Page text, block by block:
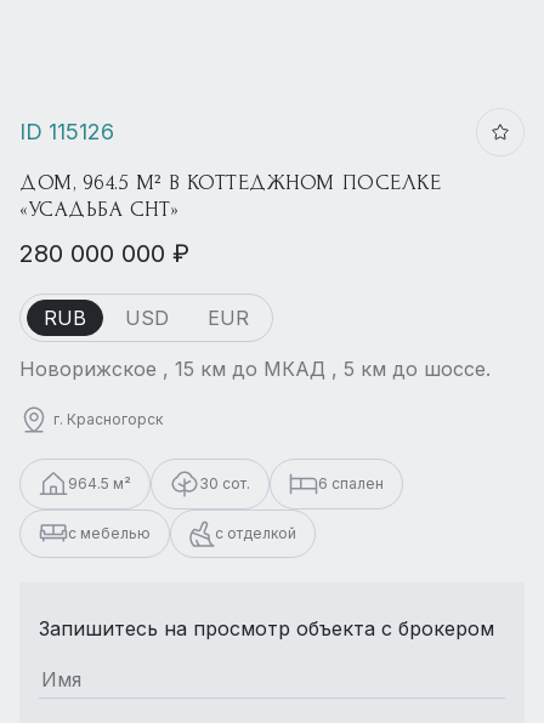
ID 115126
ДОМ, 964.5 М² В КОТТЕДЖНОМ ПОСЕЛКЕ
«УСАДЬБА СНТ»
280 000 000 ₽
RUB USD EUR
Новорижское , 15 км до МКАД , 5 км до шоссе.
г. Красногорск
964.5 м² 30 сот. 6 спален
с мебелью с отделкой
Запишитесь на просмотр объекта с брокером